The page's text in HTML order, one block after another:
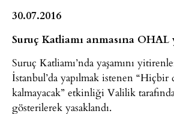
30.07.2016
Suruç Katliamı anmasına OHAL
Suruç Katliamı’nda yaşamını
İstanbul’da yapılmak istenen “Hiçbir
kalmayacak” etkinliği Valilik
gösterilerek yasaklandı.